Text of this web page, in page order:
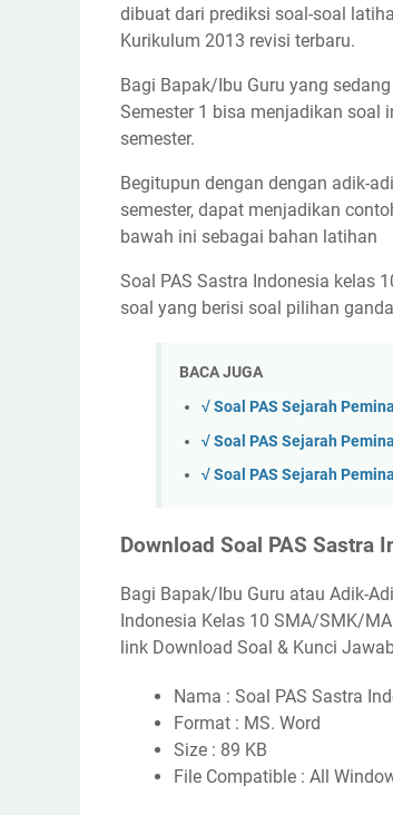
dibuat dari prediksi soal-soal
Kurikulum 2013 revisi terbaru.
Bagi Bapak/Ibu Guru yang
Semester 1 bisa menjadikan soal
semester.
Begitupun dengan dengan adik-
semester, dapat menjadikan
bawah ini sebagai bahan latihan
Soal PAS Sastra Indonesia kelas
soal yang berisi soal pilihan
BACA JUGA
√ Soal PAS Sejarah
√ Soal PAS Sejarah
√ Soal PAS Sejarah
Download Soal PAS Sastra
Bagi Bapak/Ibu Guru atau Adik-
Indonesia Kelas 10 SMA/SMK/
link Download Soal & Kunci
Nama : Soal PAS Sastra
Format : MS. Word
Size : 89 KB
File Compatible : All